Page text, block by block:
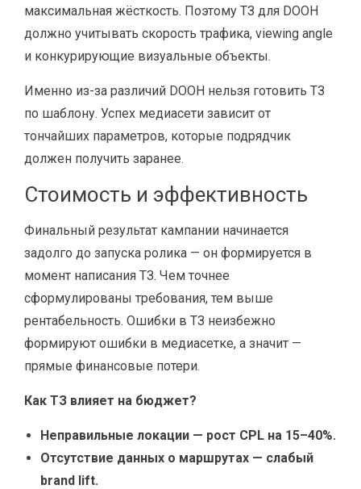
максимальная жёсткость. Поэтому ТЗ для DOOH
должно учитывать скорость трафика, viewing angle
и конкурирующие визуальные объекты.
Именно из-за различий DOOH нельзя готовить ТЗ
по шаблону. Успех медиасети зависит от
тончайших параметров, которые подрядчик
должен получить заранее.
Стоимость и эффективность
Финальный результат кампании начинается
задолго до запуска ролика — он формируется в
момент написания ТЗ. Чем точнее
сформулированы требования, тем выше
рентабельность. Ошибки в ТЗ неизбежно
формируют ошибки в медиасетке, а значит —
прямые финансовые потери.
Как ТЗ влияет на бюджет?
Неправильные локации — рост CPL на 15–40%.
Отсутствие данных о маршрутах — слабый
brand lift.